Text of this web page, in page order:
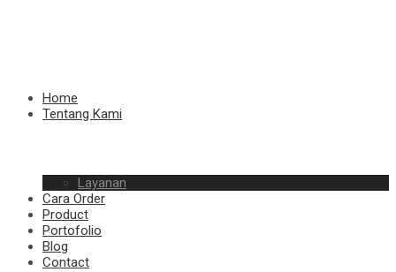
–
KERTAS
Home
Tentang Kami
Layanan
Cara Order
Product
Portofolio
Blog
Contact